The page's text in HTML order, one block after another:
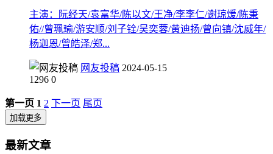
主演：阮经天/袁富华/陈以文/王净/李李仁/谢琼煖/陈秉
佑//曾珮瑜/游安顺/刘子铨/吴奕蓉/黄迪扬/曾向镇/沈威年/
杨迦恩/曾皓泽/郑...
网友投稿 2024-05-15
1296 0
第一页 1 2 下一页 尾页
加载更多
最新文章